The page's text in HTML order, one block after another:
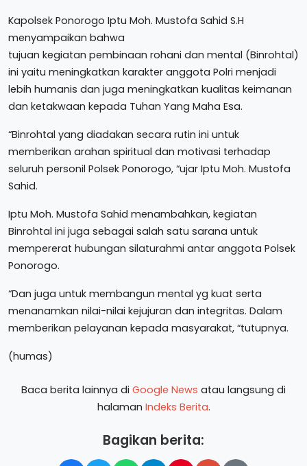
Kapolsek Ponorogo Iptu Moh. Mustofa Sahid S.H
menyampaikan bahwa
tujuan kegiatan pembinaan rohani dan mental (Binrohtal)
ini yaitu meningkatkan karakter anggota Polri menjadi
lebih humanis dan juga meningkatkan kualitas keimanan
dan ketakwaan kepada Tuhan Yang Maha Esa.
“Binrohtal yang diadakan secara rutin ini untuk
memberikan arahan spiritual dan motivasi terhadap
seluruh personil Polsek Ponorogo, “ujar Iptu Moh. Mustofa
Sahid.
Iptu Moh. Mustofa Sahid menambahkan, kegiatan
Binrohtal ini juga sebagai salah satu sarana untuk
mempererat hubungan silaturahmi antar anggota Polsek
Ponorogo.
“Dan juga untuk membangun mental yg kuat serta
menanamkan nilai-nilai kejujuran dan integritas. Dalam
memberikan pelayanan kepada masyarakat, “tutupnya.
(humas)
Baca berita lainnya di Google News atau langsung di
halaman Indeks Berita.
Bagikan berita: